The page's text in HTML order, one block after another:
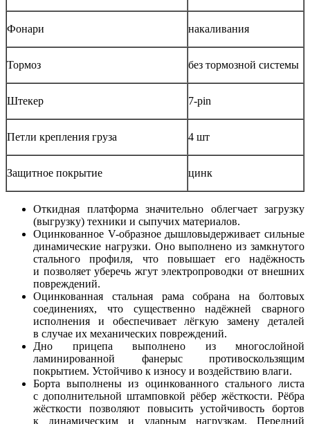
Фонари накаливания
Тормоз без тормозной системы
Штекер 7-pin
Петли крепления груза 4 шт
Защитное покрытие цинк
Откидная платформа значительно облегчает загрузку
(выгрузку) техники и сыпучих материалов.
Оцинкованное V-образноедышловыдерживает сильные
динамические нагрузки. Оно выполнено из замкнутого
стального профиля, что повышает его надёжность
и позволяет уберечь жгут электропроводки от внешних
повреждений.
Оцинкованная стальная рама собрана на болтовых
соединениях, что существенно надёжней сварного
исполнения и обеспечивает лёгкую замену деталей
в случае их механических повреждений.
Дно прицепа выполнено из многослойной
ламинированной фанерыс противоскользящим
покрытием. Устойчиво к износу и воздействию влаги.
Борта выполнены из оцинкованного стального листа
с дополнительной штамповкой рёбер жёсткости. Рёбра
жёсткости позволяют повысить устойчивость бортов
к динамическим и ударным нагрузкам. Передний